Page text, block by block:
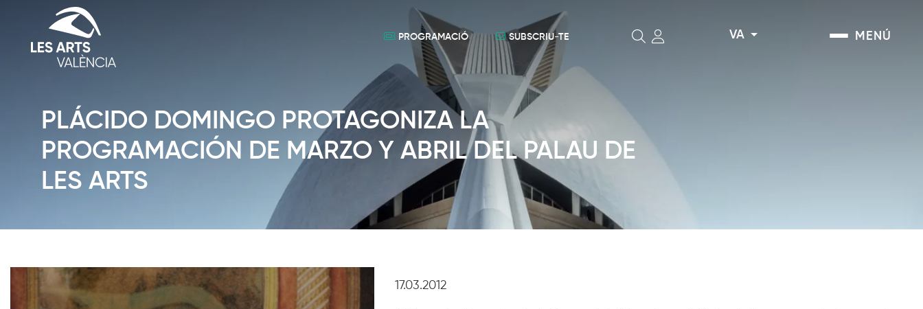
MENÚ
VA
SUBSCRIU-TE
PROGRAMACIÓ
PLÁCIDO DOMINGO PROTAGONIZA LA
PROGRAMACIÓN DE MARZO Y ABRIL DEL PALAU DE
LES ARTS
17.03.2012